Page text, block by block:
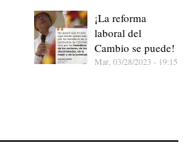
¡La reforma
laboral del
Cambio se puede!
Mar, 03/28/2023 - 19:15